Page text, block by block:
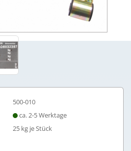
500-010
ca. 2-5 Werktage
25kg je Stück